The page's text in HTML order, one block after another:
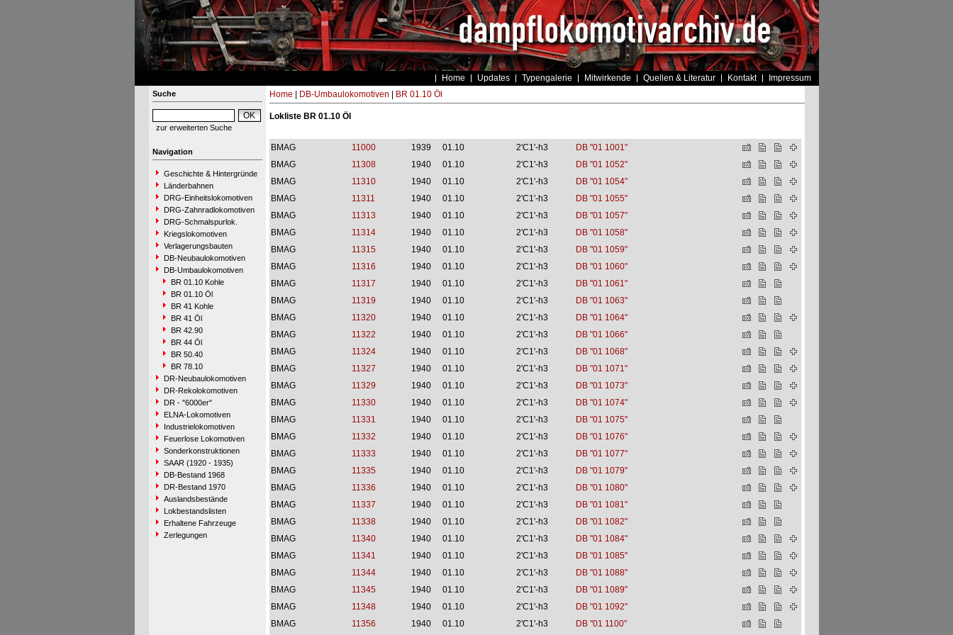
Home Updates Typengalerie Mitwirkende Quellen & Literatur Kontakt Impressum
Suche
zur erweiterten Suche
Navigation
Geschichte & Hintergründe
Länderbahnen
DRG-Einheitslokomotiven
DRG-Zahnradlokomotiven
DRG-Schmalspurlok.
Kriegslokomotiven
Verlagerungsbauten
DB-Neubaulokomotiven
DB-Umbaulokomotiven
BR 01.10 Kohle
BR 01.10 Öl
BR 41 Kohle
BR 41 Öl
BR 42.90
BR 44 Öl
BR 50.40
BR 78.10
DR-Neubaulokomotiven
DR-Rekolokomotiven
DR - "6000er"
ELNA-Lokomotiven
Industrielokomotiven
Feuerlose Lokomotiven
Sonderkonstruktionen
SAAR (1920 - 1935)
DB-Bestand 1968
DR-Bestand 1970
Auslandsbestände
Lokbestandslisten
Erhaltene Fahrzeuge
Zerlegungen
Home DB-Umbaulokomotiven BR 01.10 Öl
Lokliste BR 01.10 Öl
BMAG 11000 1939 01.10 2'C1'-h3
DB "01 1001"
BMAG
11308 1940 01.10 2'C1'-h3
DB "01 1052"
BMAG
11310 1940 01.10 2'C1'-h3
DB "01 1054"
BMAG
11311 1940 01.10 2'C1'-h3
DB "01 1055"
BMAG
11313 1940 01.10 2'C1'-h3
DB "01 1057"
BMAG
11314 1940 01.10 2'C1'-h3
DB "01 1058"
BMAG
11315 1940 01.10 2'C1'-h3
DB "01 1059"
BMAG
11316 1940 01.10 2'C1'-h3
DB "01 1060"
BMAG
11317 1940 01.10 2'C1'-h3
DB "01 1061"
BMAG
11319 1940 01.10 2'C1'-h3
DB "01 1063"
BMAG
11320 1940 01.10 2'C1'-h3
DB "01 1064"
BMAG
11322 1940 01.10 2'C1'-h3
DB "01 1066"
BMAG
11324 1940 01.10 2'C1'-h3
DB "01 1068"
BMAG
11327 1940 01.10 2'C1'-h3
DB "01 1071"
BMAG
11329 1940 01.10 2'C1'-h3
DB "01 1073"
BMAG
11330 1940 01.10 2'C1'-h3
DB "01 1074"
BMAG
11331 1940 01.10 2'C1'-h3
DB "01 1075"
BMAG
11332 1940 01.10 2'C1'-h3
DB "01 1076"
BMAG
11333 1940 01.10 2'C1'-h3
DB "01 1077"
BMAG
11335 1940 01.10 2'C1'-h3
DB "01 1079"
BMAG
11336 1940 01.10 2'C1'-h3
DB "01 1080"
BMAG
11337 1940 01.10 2'C1'-h3
DB "01 1081"
BMAG
11338 1940 01.10 2'C1'-h3
DB "01 1082"
BMAG
11340 1940 01.10 2'C1'-h3
DB "01 1084"
BMAG
11341 1940 01.10 2'C1'-h3
DB "01 1085"
BMAG
11344 1940 01.10 2'C1'-h3
DB "01 1088"
BMAG
11345 1940 01.10 2'C1'-h3
DB "01 1089"
BMAG
11348 1940 01.10 2'C1'-h3
DB "01 1092"
BMAG
11356 1940 01.10 2'C1'-h3 DB "01 1100"